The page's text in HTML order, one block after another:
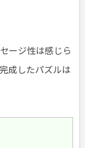
ージ性は感じら
成したパズルは